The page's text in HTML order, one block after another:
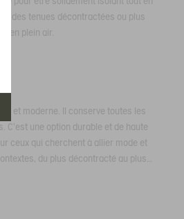
des tenues décontractées ou plus
en plein air.
et moderne. Il conserve toutes les
C'est une option durable et de haute
ceux qui cherchent à allier mode et
du plus décontracté au plus